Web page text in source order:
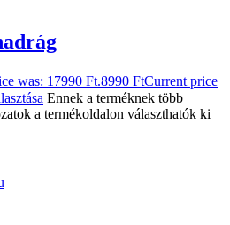
was: 17990 Ft.8990 FtCurrent price
Ennek a terméknek több
a termékoldalon választhatók ki